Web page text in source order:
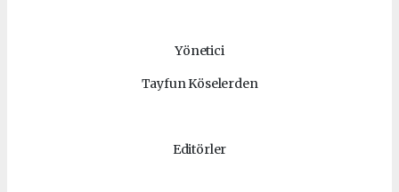
Yönetici
Tayfun Köselerden
Editörler